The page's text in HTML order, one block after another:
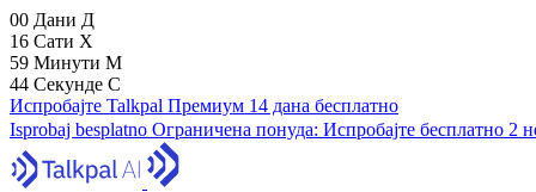
00 Дани Д
16 Сати Х
59 Минути М
43 Секунде С
Испробајте Talkpal Премиум 14 дана бесплатно
Isprobaj besplatno Ограничена понуда: Испробајте бесплатно 2